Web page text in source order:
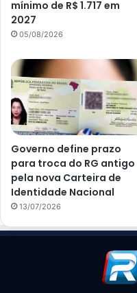
mínimo de R$ 1.717 em
2027
05/08/2026
Governo define prazo
para troca do RG antigo
pela nova Carteira de
Identidade Nacional
13/07/2026